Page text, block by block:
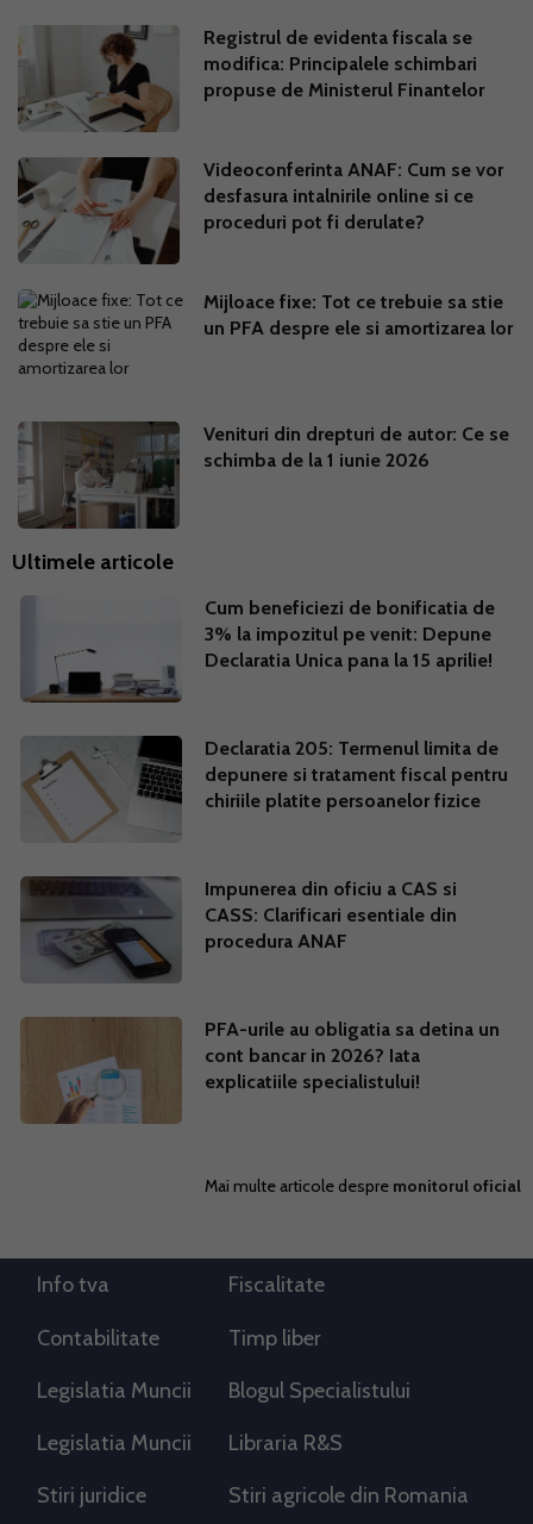
Registrul de evidenta fiscala se
modifica: Principalele schimbari
propuse de Ministerul Finantelor
Videoconferinta ANAF: Cum se vor
desfasura intalnirile online si ce
proceduri pot fi derulate?
Mijloace fixe: Tot ce trebuie sa stie
un PFA despre ele si amortizarea lor
Venituri din drepturi de autor: Ce se
schimba de la 1 iunie 2026
Ultimele articole
Cum beneficiezi de bonificatia de
3% la impozitul pe venit: Depune
Declaratia Unica pana la 15 aprilie!
Declaratia 205: Termenul limita de
depunere si tratament fiscal pentru
chiriile platite persoanelor fizice
Impunerea din oficiu a CAS si
CASS: Clarificari esentiale din
procedura ANAF
PFA-urile au obligatia sa detina un
cont bancar in 2026? Iata
explicatiile specialistului!
Mai multe articole despre monitorul oficial
Info tva Fiscalitate
Contabilitate Timp liber
Legislatia Muncii Blogul Specialistului
Legislatia Muncii Libraria R&S
Stiri juridice Stiri agricole din Romania